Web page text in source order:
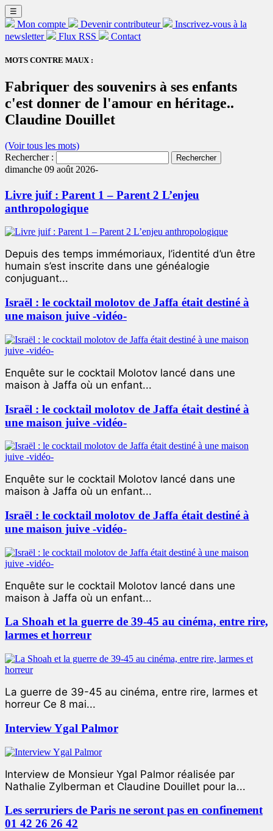
☰
Mon compte Devenir contributeur
Inscrivez-vous à la
newsletter
Flux RSS Contact
MOTS CONTRE MAUX :
Fabriquer des souvenirs à ses enfants
c'est donner de l'amour en héritage..
Claudine Douillet
(Voir tous les mots)
Rechercher :
dimanche 09 août 2026-
Livre juif : Parent 1 – Parent 2 L’enjeu
anthropologique
Depuis des temps immémoriaux, l’identité d’un être
humain s’est inscrite dans une généalogie
conjuguant...
Israël : le cocktail molotov de Jaffa était destiné à
une maison juive -vidéo-
Enquête sur le cocktail Molotov lancé dans une
maison à Jaffa où un enfant...
Israël : le cocktail molotov de Jaffa était destiné à
une maison juive -vidéo-
Enquête sur le cocktail Molotov lancé dans une
maison à Jaffa où un enfant...
Israël : le cocktail molotov de Jaffa était destiné à
une maison juive -vidéo-
Enquête sur le cocktail Molotov lancé dans une
maison à Jaffa où un enfant...
La Shoah et la guerre de 39-45 au cinéma, entre rire,
larmes et horreur
La guerre de 39-45 au cinéma, entre rire, larmes et
horreur Ce 8 mai...
Interview Ygal Palmor
Interview de Monsieur Ygal Palmor réalisée par
Nathalie Zylberman et Claudine Douillet pour la...
Les serruriers de Paris ne seront pas en confinement
01 42 26 26 42